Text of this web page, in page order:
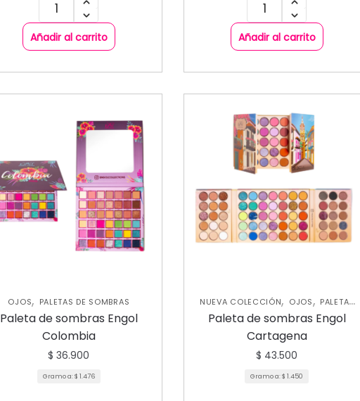
Añadir al carrito Añadir al carrito
OJOS, PALETAS DE SOMBRAS
Paleta de sombras Engol
Colombia
$ 36.900
Gramo a:$ 1.476
NUEVA COLECCIÓN, OJOS, PALETAS
DE SOMBRAS
Paleta de sombras Engol
Cartagena
$ 43.500
Gramo a:$ 1.450